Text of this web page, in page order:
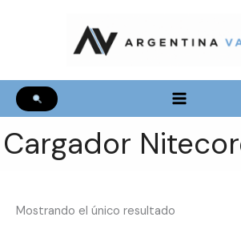
Cargador
Mostrando el único resultado